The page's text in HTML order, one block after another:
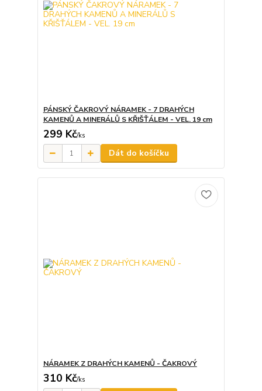
PÁNSKÝ ČAKROVÝ NÁRAMEK - 7 DRAHÝCH
KAMENŮ A MINERÁLŮ S KŘIŠŤÁLEM - VEL. 19 cm
299 Kč/ks
Dát do košíčku
NÁRAMEK Z DRAHÝCH KAMENŮ - ČAKROVÝ
310 Kč/ks